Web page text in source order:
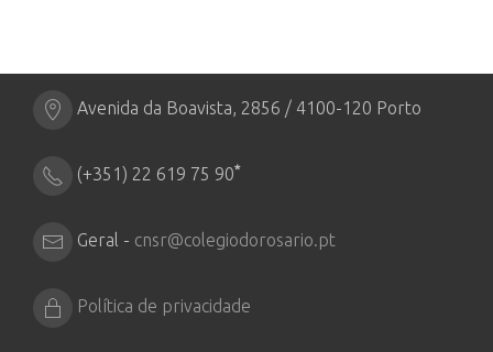
Avenida da Boavista, 2856 / 4100-120 Porto
(+351) 22 619 75 90*
Geral - cnsr@colegiodorosario.pt
Política de privacidade